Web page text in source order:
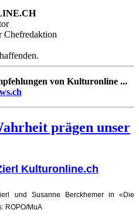
Chefredaktion
von Kulturonline ...
prägen unser
und Susanne Berckhemer in «Die
ROPO/MuA